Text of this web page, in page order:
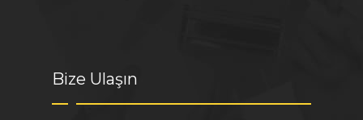
Bize Ulaşın